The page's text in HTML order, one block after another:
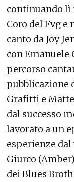
continuando lì
Coro del Fvg e
canto da Joy
con
percorso
pubblicazione
Grafitti e
dal successo
lavorato a un
esperienze dal
Giurco
dei Blues